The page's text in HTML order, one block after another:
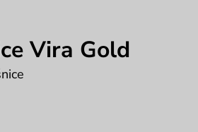
Vira Gold